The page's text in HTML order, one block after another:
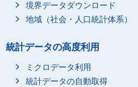
境界データダウンロード
地域（社会・人口統計体系）
統計データの高度利用
ミクロデータ利用
統計データの自動取得